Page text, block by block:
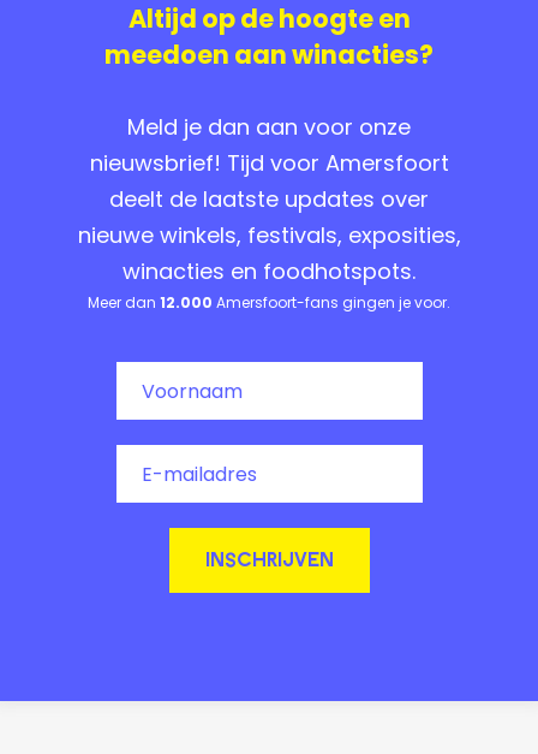
Altijd op de hoogte en
meedoen aan winacties?
Meld je dan aan voor onze
nieuwsbrief! Tijd voor Amersfoort
deelt de laatste updates over
nieuwe winkels, festivals, exposities,
winacties en foodhotspots.
Meer dan 12.000 Amersfoort-fans gingen je voor.
INSCHRIJVEN